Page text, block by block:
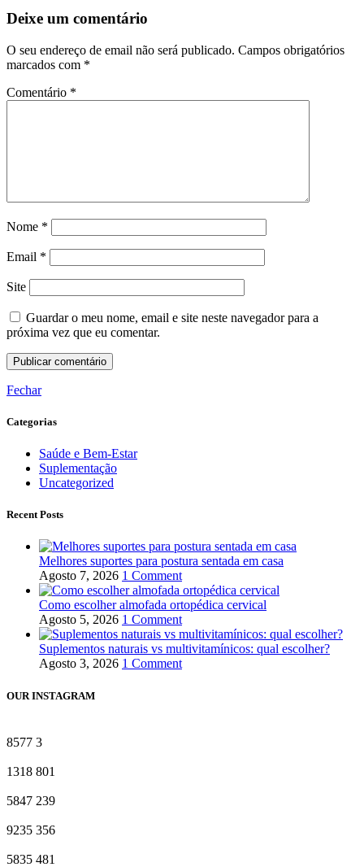
Deixe um comentário
O seu endereço de email não será publicado. Campos obrigatórios
marcados com *
Comentário *
Nome *
Email *
Site
Guardar o meu nome, email e site neste navegador para a
próxima vez que eu comentar.
Fechar
Categorias
Saúde e Bem-Estar
Suplementação
Uncategorized
Recent Posts
Melhores suportes para postura sentada em casa
Agosto 7, 2026 1 Comment
Como escolher almofada ortopédica cervical
Agosto 5, 2026 1 Comment
Suplementos naturais vs multivitamínicos: qual escolher?
Agosto 3, 2026 1 Comment
OUR INSTAGRAM
8577 3
1318 801
5847 239
9235 356
5835 481